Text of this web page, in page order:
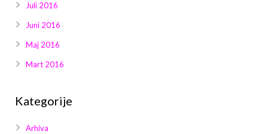
Juli 2016
Juni 2016
Maj 2016
Mart 2016
Kategorije
Arhiva